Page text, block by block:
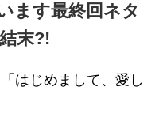
ます最終回ネタ
末?!
はじめまして、愛し